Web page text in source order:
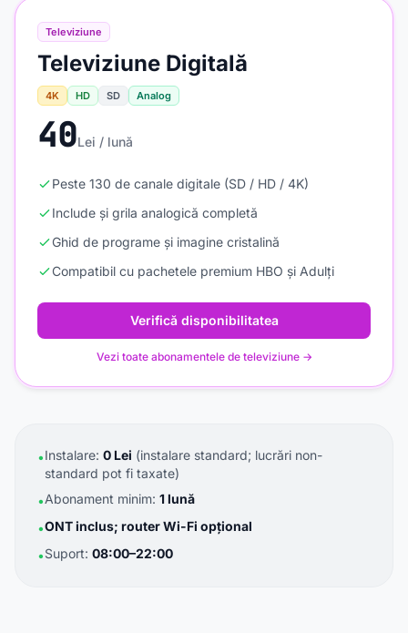
Televiziune
Televiziune Digitală
4K HD SD Analog
40Lei / lună
Peste 130 de canale digitale (SD / HD / 4K)
Include și grila analogică completă
Ghid de programe și imagine cristalină
Compatibil cu pachetele premium HBO și Adulți
Verifică disponibilitatea
Vezi toate abonamentele de televiziune →
•Instalare: 0 Lei (instalare standard; lucrări non-
standard pot fi taxate)
•Abonament minim: 1 lună
•ONT inclus; router Wi-Fi opțional
•Suport: 08:00–22:00